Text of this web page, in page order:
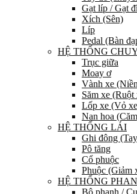
Gạt líp / Gạt
Xích (Sên)
Líp
Pedal (Bàn
HỆ THỐNG
Trục giữa
Moay ơ
Vành xe
Săm xe (Ruột
Lốp xe (Vỏ
Nan hoa
HỆ THỐNG LÁI
Ghi đông
Pô tăng
Cổ phuộc
Phuộc (Giảm
HỆ THỐNG
Bộ phanh /